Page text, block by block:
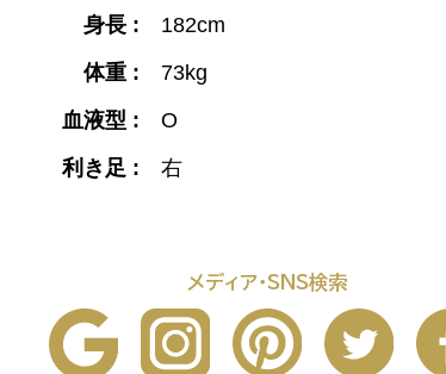
身長 :
182cm
体重 :
73kg
血液型 :
O
利き足 :
右
メディア・SNS検索